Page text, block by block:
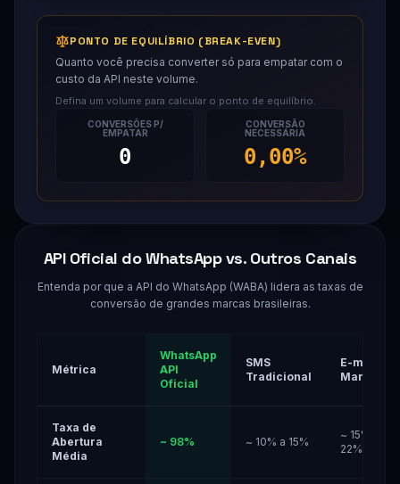
PONTO DE EQUILÍBRIO (BREAK-EVEN)
Quanto você precisa converter só para empatar com o
custo da API neste volume.
Defina um volume para calcular o ponto de equilíbrio.
CONVERSÕES P/
EMPATAR
0
CONVERSÃO
NECESSÁRIA
0,00%
API Oficial do WhatsApp vs. Outros Canais
Entenda por que a API do WhatsApp (WABA) lidera as taxas de
conversão de grandes marcas brasileiras.
Métrica
WhatsApp
API
Oficial
SMS
Tradicional
E-mail
Marketing
Taxa de
Abertura
Média
~ 98% ~ 10% a 15%
~ 15% a
22%